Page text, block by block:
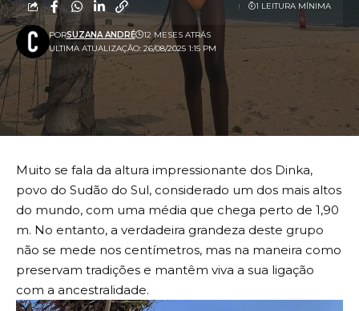
ULTIMA ATUALIZAÇÃO: 26/08/2025 1:15 PM
PORSUZANA ANDRÉ 12 MESES ATRÁS
1 LEITURA MÍNIMA
Muito se fala da altura impressionante dos Dinka,
povo do Sudão do Sul, considerado um dos mais altos
do mundo, com uma média que chega perto de 1,90
m. No entanto, a verdadeira grandeza deste grupo
não se mede nos centímetros, mas na maneira como
preservam tradições e mantêm viva a sua ligação
com a ancestralidade.